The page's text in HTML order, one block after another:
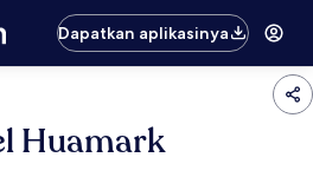
Dapatkan aplikasinya
Huamark